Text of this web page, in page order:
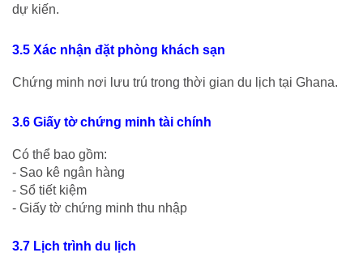
dự kiến.
3.5 Xác nhận đặt phòng khách sạn
Chứng minh nơi lưu trú trong thời gian du lịch tại Ghana.
3.6 Giấy tờ chứng minh tài chính
Có thể bao gồm:
- Sao kê ngân hàng
- Sổ tiết kiệm
- Giấy tờ chứng minh thu nhập
3.7 Lịch trình du lịch